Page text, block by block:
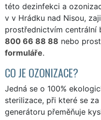
této dezinfekci a
v v Hrádku nad Nisou,
prostřednictvím centrální
800 66 88 88 nebo
formuláře.
CO JE OZONIZACE?
Jedná se o 100%
sterilizace, při které se
generátoru přeměňuje